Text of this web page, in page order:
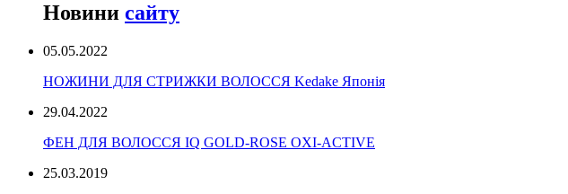
Новини сайту
05.05.2022
НОЖИНИ ДЛЯ СТРИЖКИ ВОЛОССЯ Kedake Японія
29.04.2022
ФЕН ДЛЯ ВОЛОССЯ IQ GOLD-ROSE OXI-ACTIVE
25.03.2019